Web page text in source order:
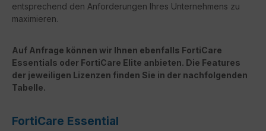
entsprechend den Anforderungen Ihres Unternehmens zu
maximieren.
Auf Anfrage können wir Ihnen ebenfalls FortiCare
Essentials oder FortiCare Elite anbieten. Die Features
der jeweiligen Lizenzen finden Sie in der nachfolgenden
Tabelle.
FortiCare Essential